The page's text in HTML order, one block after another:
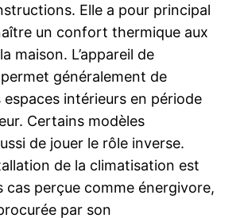
Elle a pour principal
un confort thermique aux
maison. L’appareil de
généralement de
intérieurs en période
Certains modèles
de jouer le rôle inverse.
de la climatisation est
cas perçue comme énergivore,
par son